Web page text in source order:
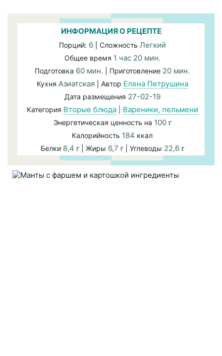
ИНФОРМАЦИЯ О РЕЦЕПТЕ
Порций: 6| Сложность Легкий
Общее время 1 час 20 мин.
Подготовка 60 мин. | Приготовление 20 мин.
Кухня Азиатская| Автор Елена Петрушина
Дата размещения 27-02-19
Категория Вторые блюда| Вареники, пельмени
Энергетическая ценность на 100г
Калорийность 184 ккал
Белки 8,4 г | Жиры 6,7 г | Углеводы 22,6г